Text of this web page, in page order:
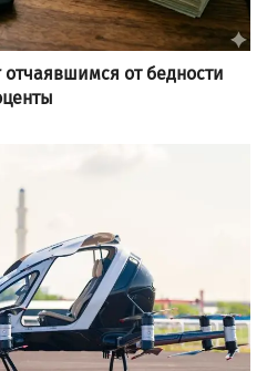
отчаявшимся от бедности